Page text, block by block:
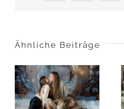
Ähnliche Beiträge
Deine
Weihnachtsfotos